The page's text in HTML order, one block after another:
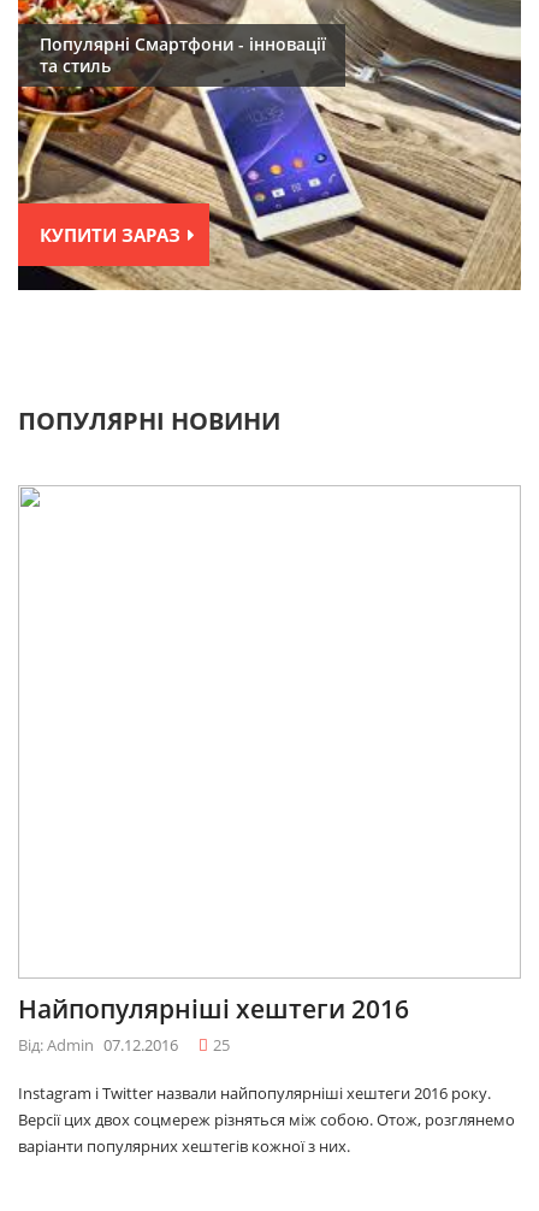
Популярні Смартфони - інновації
та стиль
КУПИТИ ЗАРАЗ
ПОПУЛЯРНІ НОВИНИ
Найпопулярніші хештеги 2016
Від: Admin 07.12.2016 25
Instagram і Twitter назвали найпопулярніші хештеги 2016 року.
Версії цих двох соцмереж різняться між собою. Отож, розглянемо
варіанти популярних хештегів кожної з них.